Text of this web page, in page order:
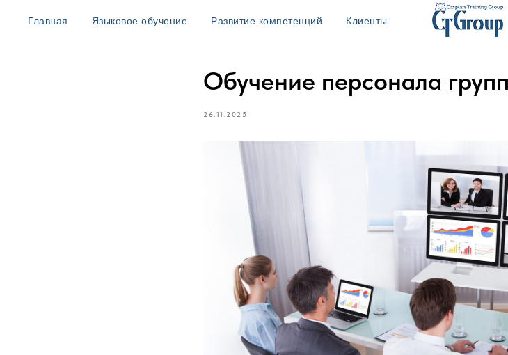
Главная Языковое обучение Развитие компетенций Клиенты
Обучение персонала
26.11.2025